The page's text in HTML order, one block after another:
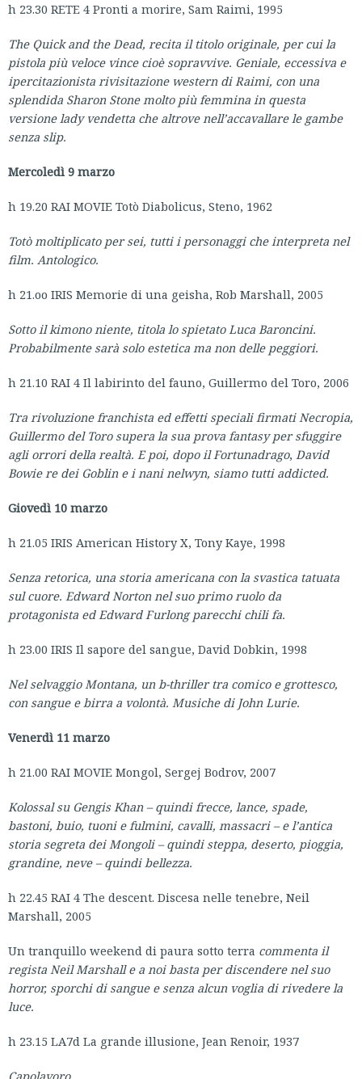
h 23.30 RETE 4 Pronti a morire, Sam Raimi, 1995
The Quick and the Dead, recita il titolo originale, per cui la
pistola più veloce vince cioè sopravvive. Geniale, eccessiva e
ipercitazionista rivisitazione western di Raimi, con una
splendida Sharon Stone molto più femmina in questa
versione lady vendetta che altrove nell’accavallare le gambe
senza slip.
Mercoledì 9 marzo
h 19.20 RAI MOVIE Totò Diabolicus, Steno, 1962
Totò moltiplicato per sei, tutti i personaggi che interpreta nel
film. Antologico.
h 21.oo IRIS Memorie di una geisha, Rob Marshall, 2005
Sotto il kimono niente, titola lo spietato Luca Baroncini.
Probabilmente sarà solo estetica ma non delle peggiori.
h 21.10 RAI 4 Il labirinto del fauno, Guillermo del Toro, 2006
Tra rivoluzione franchista ed effetti speciali firmati Necropia,
Guillermo del Toro supera la sua prova fantasy per sfuggire
agli orrori della realtà. E poi, dopo il Fortunadrago, David
Bowie re dei Goblin e i nani nelwyn, siamo tutti addicted.
Giovedì 10 marzo
h 21.05 IRIS American History X, Tony Kaye, 1998
Senza retorica, una storia americana con la svastica tatuata
sul cuore. Edward Norton nel suo primo ruolo da
protagonista ed Edward Furlong parecchi chili fa.
h 23.00 IRIS Il sapore del sangue, David Dobkin, 1998
Nel selvaggio Montana, un b-thriller tra comico e grottesco,
con sangue e birra a volontà. Musiche di John Lurie.
Venerdì 11 marzo
h 21.00 RAI MOVIE Mongol, Sergej Bodrov, 2007
Kolossal su Gengis Khan – quindifrecce, lance, spade,
bastoni, buio, tuoni e fulmini, cavalli, massacri –el’antica
storia segreta dei Mongoli – quindi steppa, deserto, pioggia,
grandine, neve – quindi bellezza.
h 22.45 RAI 4 The descent. Discesa nelle tenebre, Neil
Marshall, 2005
Un tranquillo weekend di paura sotto terra commenta il
regista Neil Marshall e a noi basta per discendere nel suo
horror, sporchi di sangue e senza alcun voglia di rivedere la
luce.
h 23.15 LA7d La grande illusione, Jean Renoir, 1937
Capolavoro.